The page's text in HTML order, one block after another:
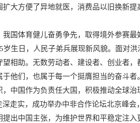
扩大方便了异地就医，消费品以旧换新
我国体育健儿奋勇争先，取得境外参赛
岁生日，人民子弟兵展现新风貌。面对
望相助。无数劳动者、建设者、创业者
他们，也属于每一个挺膺担当的奋斗者。
，中国作为负责任大国，积极推动全球
深走实，成功举办中非合作论坛北京峰
出中国主张，为维护世界和平稳定注入